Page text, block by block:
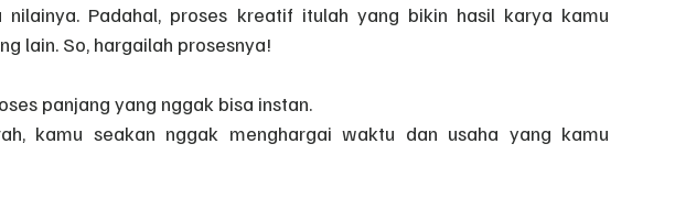
Padahal, proses kreatif itulah yang bikin hasil karya kamu
lain. So, hargailah prosesnya!
panjang yang nggak bisa instan.
kamu seakan nggak menghargai waktu dan usaha yang kamu